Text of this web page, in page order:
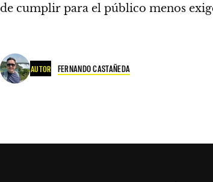
de cumplir para el público menos
AUTOR FERNANDO CASTAÑEDA